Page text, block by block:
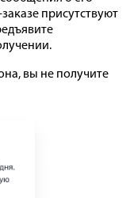
присутствуют
вы не получите